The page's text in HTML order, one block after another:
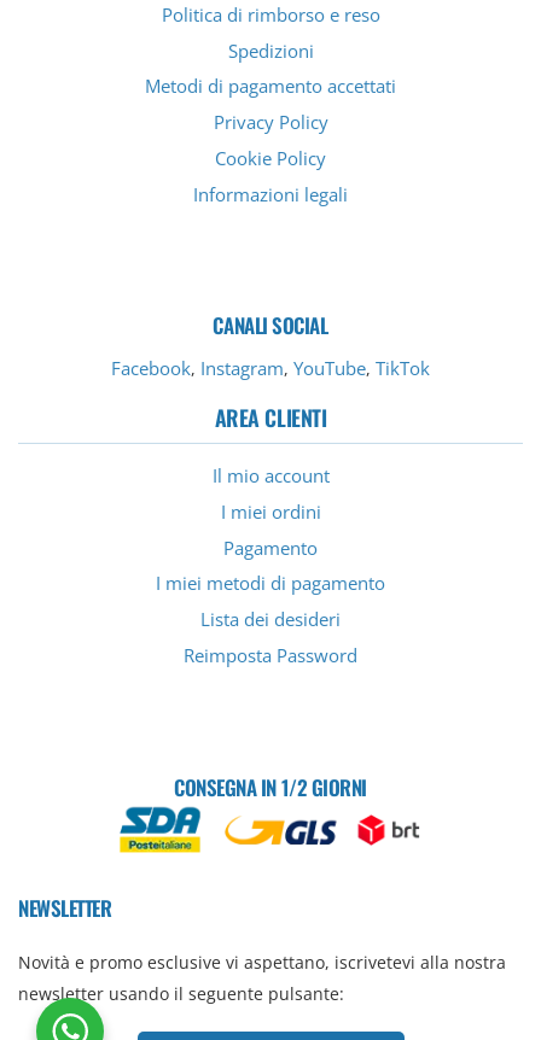
Politica di rimborso e reso
Spedizioni
Metodi di pagamento accettati
Privacy Policy
Cookie Policy
Informazioni legali
CANALI SOCIAL
Facebook, Instagram, YouTube, TikTok
AREA CLIENTI
Il mio account
I miei ordini
Pagamento
I miei metodi di pagamento
Lista dei desideri
Reimposta Password
CONSEGNA IN 1/2 GIORNI
NEWSLETTER
Novità e promo esclusive vi aspettano, iscrivetevi alla nostra
newsletter usando il seguente pulsante: